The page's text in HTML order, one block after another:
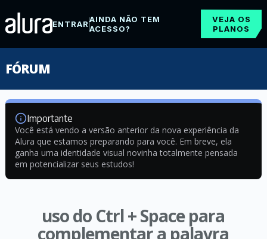
ENTRARAINDA NÃO TEM
ACESSO?
VEJA OS
PLANOS
FÓRUM
Importante
Você está vendo a versão anterior da nova experiência da
Alura que estamos preparando para você. Em breve, ela
ganha uma identidade visual novinha totalmente pensada
em potencializar seus estudos!
uso do Ctrl + Space para
complementar a palavra